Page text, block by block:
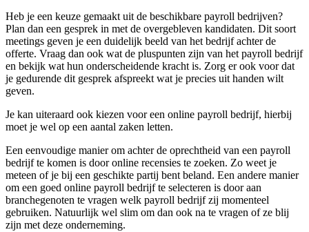
Heb je een keuze gemaakt uit de beschikbare payroll bedrijven?
Plan dan een gesprek in met de overgebleven kandidaten. Dit soort
meetings geven je een duidelijk beeld van het bedrijf achter de
offerte. Vraag dan ook wat de pluspunten zijn van het payroll bedrijf
en bekijk wat hun onderscheidende kracht is. Zorg er ook voor dat
je gedurende dit gesprek afspreekt wat je precies uit handen wilt
geven.
Je kan uiteraard ook kiezen voor een online payroll bedrijf, hierbij
moet je wel op een aantal zaken letten.
Een eenvoudige manier om achter de oprechtheid van een payroll
bedrijf te komen is door online recensies te zoeken. Zo weet je
meteen of je bij een geschikte partij bent beland. Een andere manier
om een goed online payroll bedrijf te selecteren is door aan
branchegenoten te vragen welk payroll bedrijf zij momenteel
gebruiken. Natuurlijk wel slim om dan ook na te vragen of ze blij
zijn met deze onderneming.